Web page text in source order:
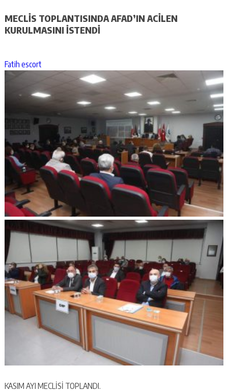
MECLİS TOPLANTISINDA AFAD’IN ACİLEN
KURULMASINI İSTENDİ
Fatih escort
KASIM AYI MECLİSİ TOPLANDI.